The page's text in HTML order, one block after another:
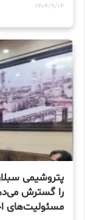
1404/9/14
پتروشیمی
را گسترش
مسئولیت‌های